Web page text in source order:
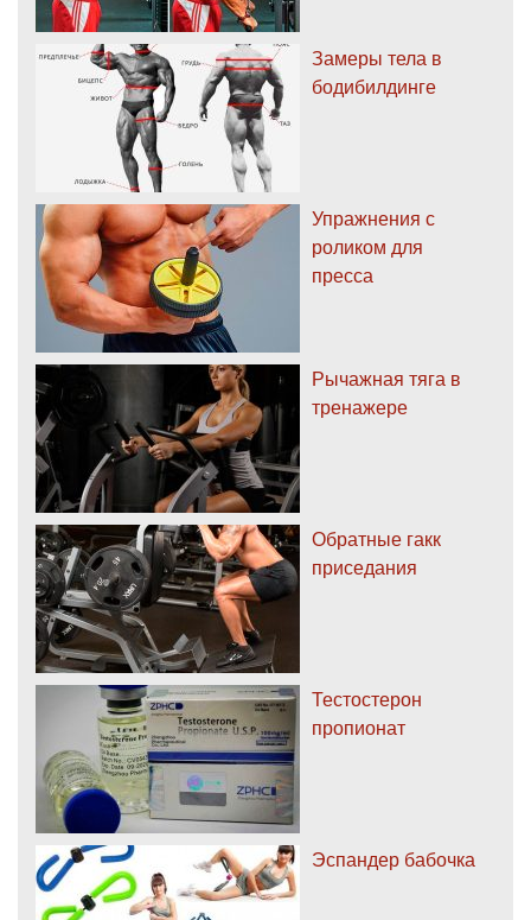
Замеры тела в
бодибилдинге
Упражнения с
роликом для
пресса
Рычажная тяга в
тренажере
Обратные гакк
приседания
Тестостерон
пропионат
Эспандер бабочка